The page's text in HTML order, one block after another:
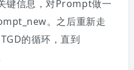
键信息，对Prompt做一
。之后重新走
的循环，直到